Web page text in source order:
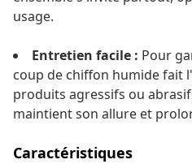
usage.
Entretien facile : Pour
coup de chiffon humide fait
produits agressifs ou
maintient son allure et
Caractéristiques